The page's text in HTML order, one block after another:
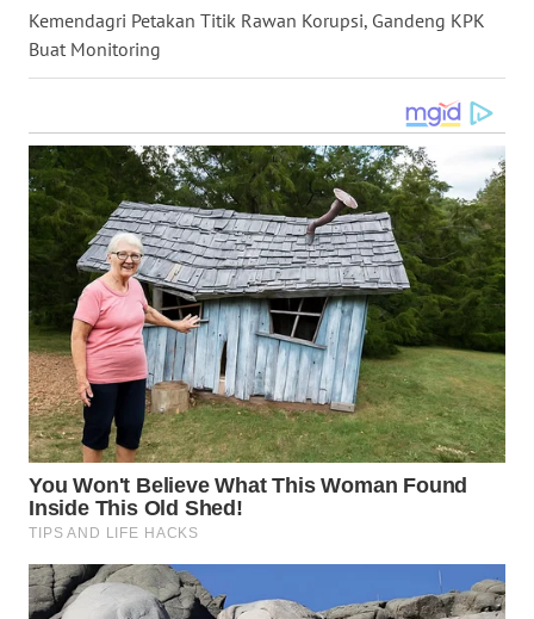
Kemendagri Petakan Titik Rawan Korupsi, Gandeng KPK
Buat Monitoring
WN
NUSANTARA
JOGJA
WN
JATIM
WN
BALI
WN
KALBAR
KALTENG
WN
KALTARA